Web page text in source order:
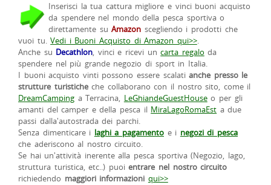
Inserisci la tua cattura migliore e vinci buoni acquisto
da spendere nel mondo della pesca sportiva o
direttamente suAmazon scegliendo i prodotti che
vuoi tu.Vedi i Buoni Acquisto di Amazon qui>>.
Anche su Decathlon, vinci e ricevi uncarta regalo da
spendere nel più grande negozio di sport in Italia.
I buoni acquisto vinti possono essere scalatianche presso le
strutture turisticheche collaborano con il nostro sito, come il
DreamCamping a Terracina, LeGhiandeGuestHouseo per gli
amanti del camper e della pesca il MiraLagoRomaEst a due
passi dalla'autostrada dei parchi.
Senza dimenticare i laghi a pagamento e i negozi di pesca
che aderiscono al nostro circuito.
Se hai un'attività inerente alla pesca sportiva (Negozio, lago,
struttura turistica, etc..) puoientrare nel nostro circuito
richiedendo maggiori informazioni qui>>